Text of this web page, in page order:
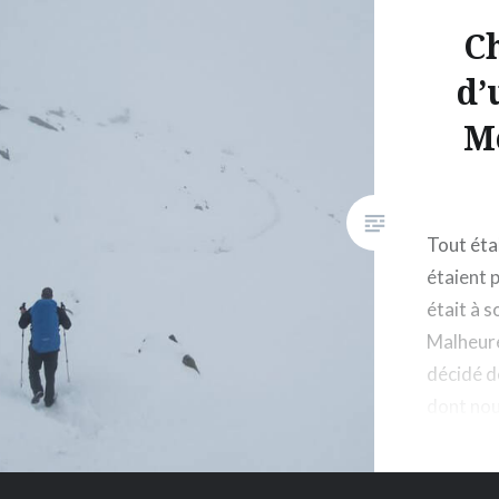
Tout
étaient
était à
décidé
Blanc.